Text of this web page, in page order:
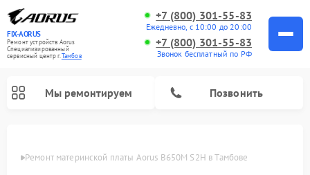
FIX-AORUS
Ремонт устройств Aorus
Специализированный
cервисный центр г.Тамбов
+7 (800) 301-55-83
Ежедневно, с 10:00 до 20:00
+7 (800) 301-55-83
Звонок бесплатный по РФ
Мы ремонтируем Позвонить
Ремонт материнской платы Aorus B650M S2H в Тамбове